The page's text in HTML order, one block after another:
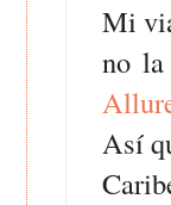
Mi
no
Así